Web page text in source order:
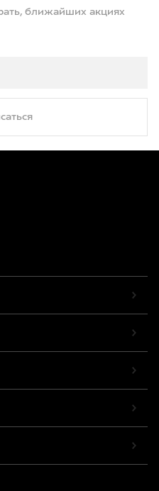
ближайших акциях